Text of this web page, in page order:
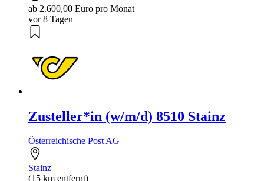
ab 2.600,00 Euro pro Monat
vor 8 Tagen
Zusteller*in (w/m/d) 8510 Stainz
Österreichische Post AG
Stainz
(15 km entfernt)